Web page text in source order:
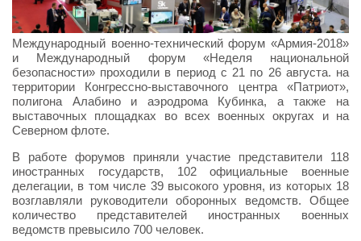
Международный военно-технический форум «Армия-2018»
и Международный форум «Неделя национальной
безопасности» проходили в период с 21 по 26 августа. на
территории Конгрессно-выставочного центра «Патриот»,
полигона Алабино и аэродрома Кубинка, а также на
выставочных площадках во всех военных округах и на
Северном флоте.
В работе форумов приняли участие представители 118
иностранных государств, 102 официальные военные
делегации, в том числе 39 высокого уровня, из которых 18
возглавляли руководители оборонных ведомств. Общее
количество представителей иностранных военных
ведомств превысило 700 человек.